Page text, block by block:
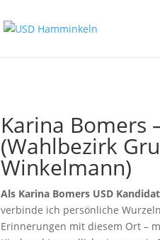
Karina Bomers
(Wahlbezirk
Winkelmann)
Als Karina Bomers USD
verbinde ich persönliche
Erinnerungen mit diesem Ort –